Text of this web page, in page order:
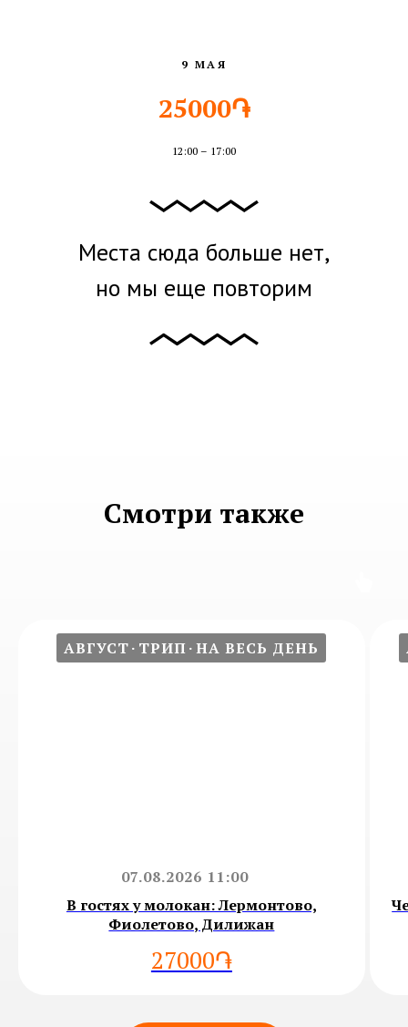
9 МАЯ
25000֏
12:00 – 17:00
Места сюда больше нет,
но мы еще повторим
Смотри также
АВГУСТ ТРИП НА ВЕСЬ ДЕНЬ
07.08.2026 11:00
В гостях у молокан: Лермонтово,
Фиолетово, Дилижан
27000֏